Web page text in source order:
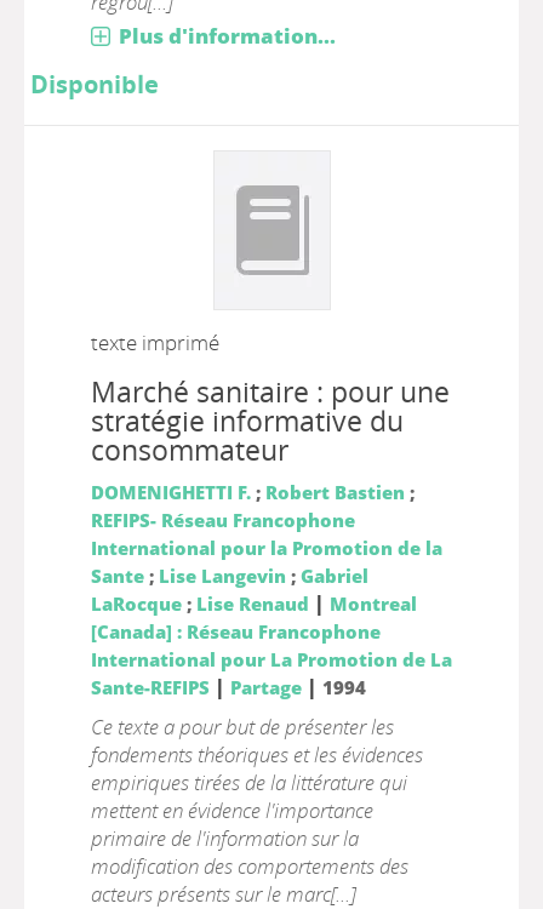
Plus d'information...
Disponible
texte imprimé
Marché sanitaire : pour une
stratégie informative du
consommateur
DOMENIGHETTI F.; Robert Bastien ;
REFIPS- Réseau Francophone
International pour la Promotion de la
Sante; Lise Langevin ; Gabriel
LaRocque; Lise Renaud | Montreal
[Canada] : Réseau Francophone
International pour La Promotion de La
Sante-REFIPS | Partage| 1994
Ce texte a pour but de présenter les
fondements théoriques et les évidences
empiriques tirées de la littérature qui
mettent en évidence l'importance
primaire de l'information sur la
modification des comportements des
acteurs présents sur le marc[...]